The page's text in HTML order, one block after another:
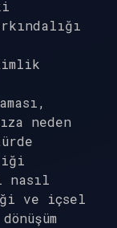
neden
nasıl
ve içsel